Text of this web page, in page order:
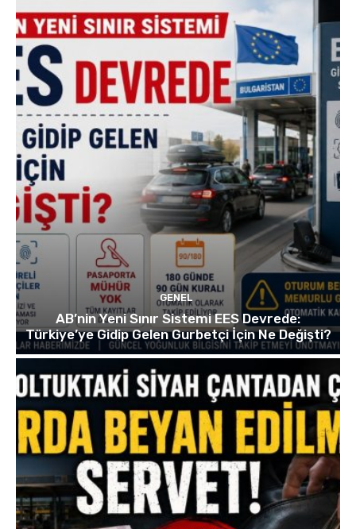
GENEL
AB’nin Yeni Sınır Sistemi EES Devrede:
Türkiye’ye Gidip Gelen Gurbetçi İçin Ne Değişti?